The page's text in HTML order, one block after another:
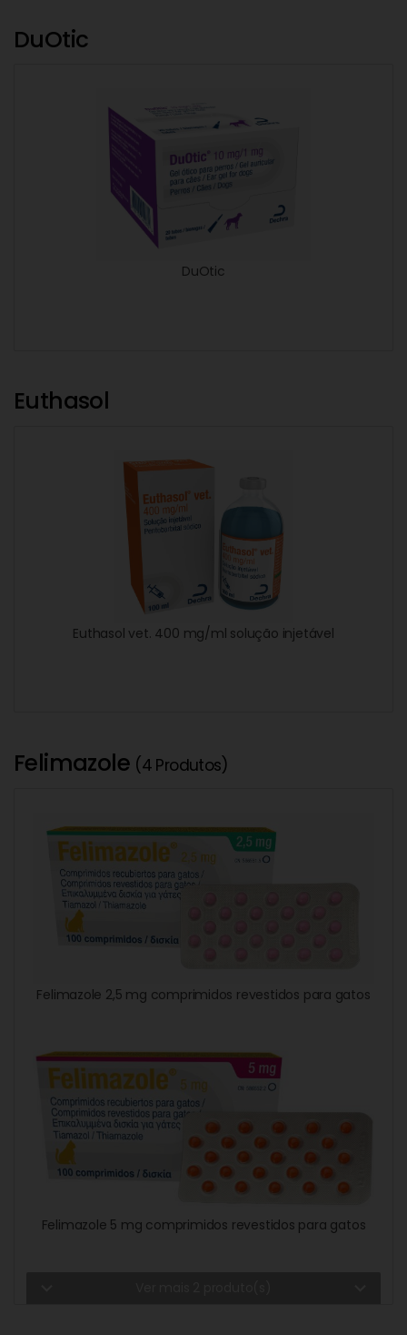
DuOtic
DuOtic
Euthasol
Euthasol vet. 400 mg/ml solução injetável
Felimazole (4 Produtos)
Felimazole 2,5 mg comprimidos revestidos para gatos
Felimazole 5 mg comprimidos revestidos para gatos